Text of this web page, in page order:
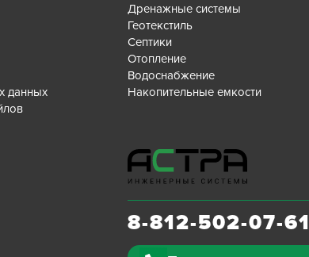
8-812-502-07-61
данных
Дренажные системы
Геотекстиль
Септики
Отопление
Водоснабжение
Накопительные емкости